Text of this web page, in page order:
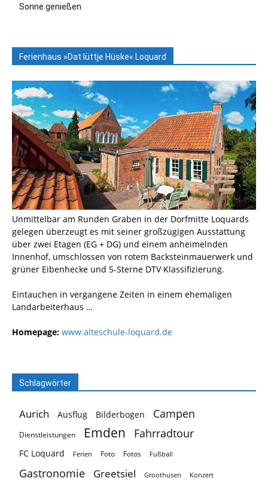
Sonne genießen
Ferienhaus »Dat lüttje Hüske« Loquard
Unmittelbar am Runden Graben in der Dorfmitte Loquards
gelegen überzeugt es mit seiner großzügigen Ausstattung
über zwei Etagen (EG + DG) und einem anheimelnden
Innenhof, umschlossen von rotem Backsteinmauerwerk und
grüner Eibenhecke und 5-Sterne DTV Klassifizierung.
Eintauchen in vergangene Zeiten in einem ehemaligen
Landarbeiterhaus …
Homepage: www.alteschule-loquard.de
Schlagwörter
Aurich Ausflug Bilderbogen Campen
Dienstleistungen Emden Fahrradtour
FC Loquard Ferien Foto Fotos Fußball
Gastronomie Greetsiel Groothusen Konzert